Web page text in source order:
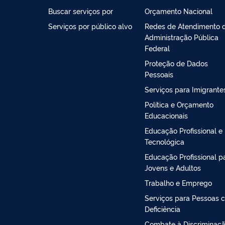
Buscar serviços por
Serviços por público alvo
Orçamento Nacional
Redes de Atendimento
Administração Pública
Federal
Proteção de Dados
Pessoais
Serviços para
Política e Orçamento
Educacionais
Educação Profissional e
Tecnológica
Educação Profissional
Jovens e Adultos
Trabalho e Emprego
Serviços para Pessoas
Deficiência